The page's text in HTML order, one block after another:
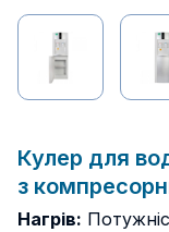
Кулер для
з
Нагрів: